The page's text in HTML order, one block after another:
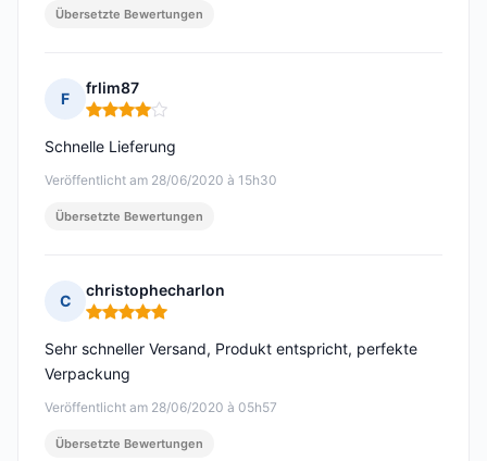
Übersetzte Bewertungen
F
frlim87
Hinweis: 4 von 5
Veröffentlicht am 28/06/2020 à 15h30
Schnelle Lieferung
Übersetzte Bewertungen
C
christophecharlon
Hinweis: 5 von 5
Veröffentlicht am 28/06/2020 à 05h57
Sehr schneller Versand, Produkt entspricht, perfekte
Verpackung
Übersetzte Bewertungen